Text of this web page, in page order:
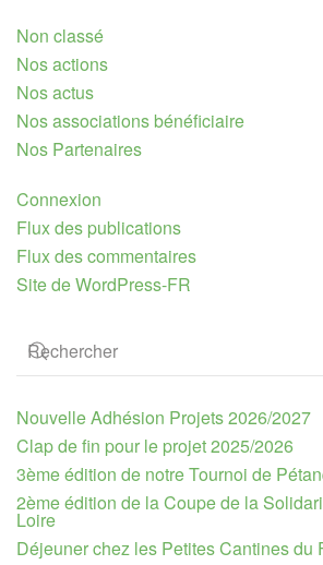
Non classé
Nos actions
Nos actus
Nos associations bénéficiaire
Nos Partenaires
Connexion
Flux des publications
Flux des commentaires
Site de WordPress-FR
Nouvelle Adhésion Projets 2026/2027
Clap de fin pour le projet 2025/2026
3ème édition de notre Tournoi de
2ème édition de la Coupe de la
Loire
Déjeuner chez les Petites Cantines du